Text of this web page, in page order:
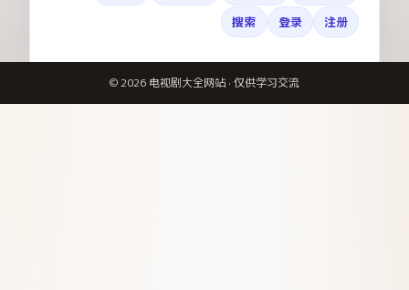
搜索
登录 注册
©2026 电视剧大全网站 · 仅供学习交流